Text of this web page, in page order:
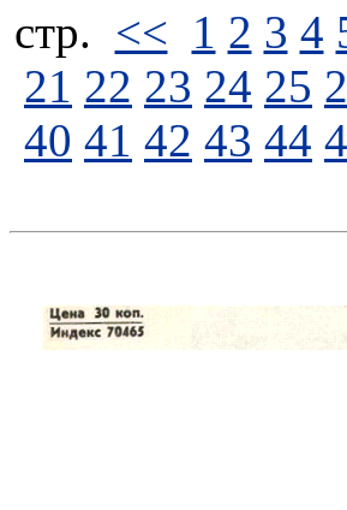
стp. << 1 2 3 4
21 22 23 24 25
40 41 42 43 44